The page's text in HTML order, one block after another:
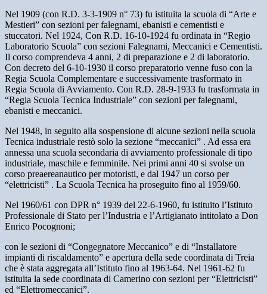
Nel 1909 (con R.D. 3-3-1909 n° 73) fu istituita la scuola di “Arte e
Mestieri” con sezioni per falegnami, ebanisti e cementisti e
stuccatori. Nel 1924, Con R.D. 16-10-1924 fu ordinata in “Regio
Laboratorio Scuola” con sezioni Falegnami, Meccanici e Cementisti.
Il corso comprendeva 4 anni, 2 di preparazione e 2 di laboratorio.
Con decreto del 6-10-1930 il corso preparatorio venne fuso con la
Regia Scuola Complementare e successivamente trasformato in
Regia Scuola di Avviamento. Con R.D. 28-9-1933 fu trasformata in
“Regia Scuola Tecnica Industriale” con sezioni per falegnami,
ebanisti e meccanici.
Nel 1948, in seguito alla sospensione di alcune sezioni nella scuola
Tecnica industriale restò solo la sezione “meccanici” . Ad essa era
annessa una scuola secondaria di avviamento professionale di tipo
industriale, maschile e femminile. Nei primi anni 40 si svolse un
corso preaereanautico per motoristi, e dal 1947 un corso per
“elettricisti” . La Scuola Tecnica ha proseguito fino al 1959/60.
Nel 1960/61 con DPR n° 1939 del 22-6-1960, fu istituito l’Istituto
Professionale di Stato per l’Industria e l’Artigianato intitolato a Don
Enrico Pocognoni;
con le sezioni di “Congegnatore Meccanico” e di “Installatore
impianti di riscaldamento” e apertura della sede coordinata di Treia
che è stata aggregata all’Istituto fino al 1963-64. Nel 1961-62 fu
istituita la sede coordinata di Camerino con sezioni per “Elettricisti”
ed “Elettromeccanici”.